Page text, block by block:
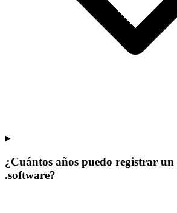
¿Cuántos años puedo registrar
.software?